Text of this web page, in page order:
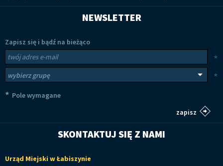
NEWSLETTER
Zapisz się i bądź na bieżąco
Newsletter
*
*
* Pole wymagane
SKONTAKTUJ SIĘ Z NAMI
Urząd Miejski w Łabiszynie